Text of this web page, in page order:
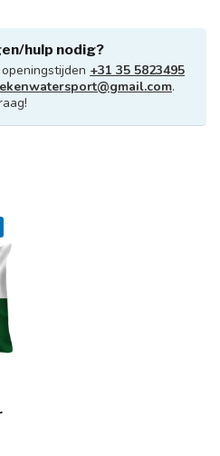
hulp nodig?
+31 35 5823495
.